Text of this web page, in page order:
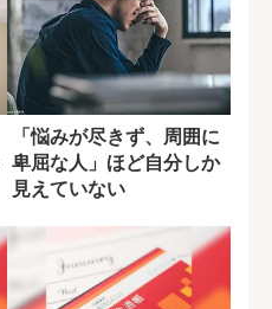
「悩みが尽きず、周囲に
卑屈な人」ほど自分しか
見えていない